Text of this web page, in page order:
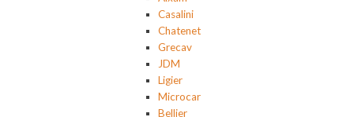
Casalini
Chatenet
Grecav
JDM
Ligier
Microcar
Bellier